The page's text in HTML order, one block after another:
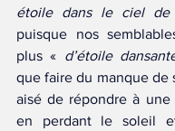
étoile dans le ciel de
puisque nos
plus « d’étoile
que faire du manque de
aisé de répondre à
en perdant le soleil